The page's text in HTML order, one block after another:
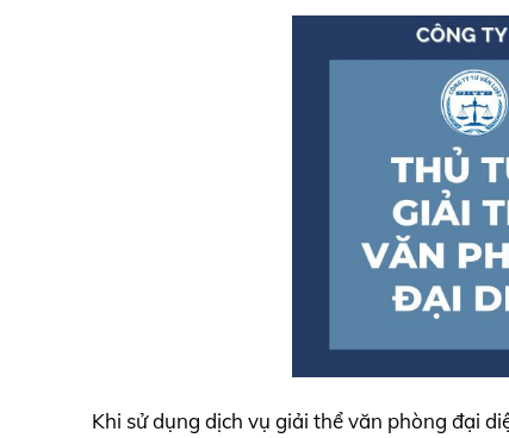
Khi sử dụng dịch vụ giải thể văn phòng đại